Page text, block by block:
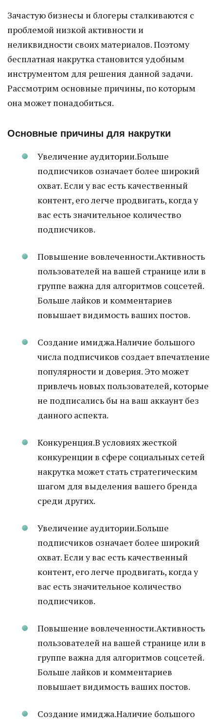
Зачастую бизнесы и блогеры сталкиваются с
проблемой низкой активности и
неликвидности своих материалов. Поэтому
бесплатная накрутка становится удобным
инструментом для решения данной задачи.
Рассмотрим основные причины, по которым
она может понадобиться.
Основные причины для накрутки
Увеличение аудитории.Больше
подписчиков означает более широкий
охват. Если у вас есть качественный
контент, его легче продвигать, когда у
вас есть значительное количество
подписчиков.
Повышение вовлеченности.Активность
пользователей на вашей странице или в
группе важна для алгоритмов соцсетей.
Больше лайков и комментариев
повышает видимость ваших постов.
Создание имиджа.Наличие большого
числа подписчиков создает впечатление
популярности и доверия. Это может
привлечь новых пользователей, которые
не подписались бы на ваш аккаунт без
данного аспекта.
Конкуренция.В условиях жесткой
конкуренции в сфере социальных сетей
накрутка может стать стратегическим
шагом для выделения вашего бренда
среди других.
Увеличение аудитории.Больше
подписчиков означает более широкий
охват. Если у вас есть качественный
контент, его легче продвигать, когда у
вас есть значительное количество
подписчиков.
Повышение вовлеченности.Активность
пользователей на вашей странице или в
группе важна для алгоритмов соцсетей.
Больше лайков и комментариев
повышает видимость ваших постов.
Создание имиджа.Наличие большого